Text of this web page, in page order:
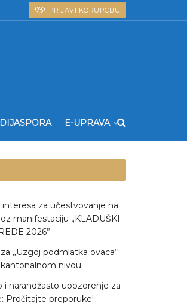
PRIJAVI KORUPCIJU
DIJASPORA E-UPRAVA
interesa za učestvovanje na
manifestaciju „KLADUŠKI
2026”
„Uzgoj podmlatka ovaca“
nivou
i narandžasto upozorenje za
Pročitajte preporuke!